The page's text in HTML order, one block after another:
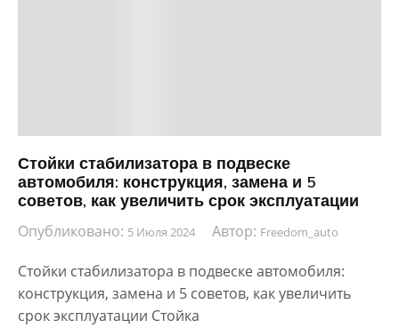
Стойки стабилизатора в подвеске
автомобиля: конструкция, замена и 5
советов, как увеличить срок эксплуатации
Опубликовано: 5 Июля 2024 Автор: Freedom_auto
Стойки стабилизатора в подвеске автомобиля:
конструкция, замена и 5 советов, как увеличить
срок эксплуатации Стойка